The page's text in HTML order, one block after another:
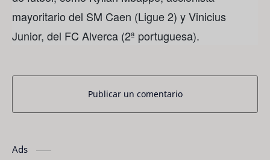
mayoritario del SM Caen (Ligue 2) y Vinicius
Junior, del FC Alverca (2ª portuguesa).
Publicar un comentario
Ads